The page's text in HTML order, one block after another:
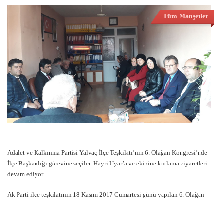
Tüm Manşetler
Adalet ve Kalkınma Partisi Yalvaç İlçe Teşkilatı’nın 6. Olağan Kongresi’nde
İlçe Başkanlığı görevine seçilen Hayri Uyar’a ve ekibine kutlama ziyaretleri
devam ediyor.
Ak Parti ilçe teşkilatının 18 Kasım 2017 Cumartesi günü yapılan 6. Olağan